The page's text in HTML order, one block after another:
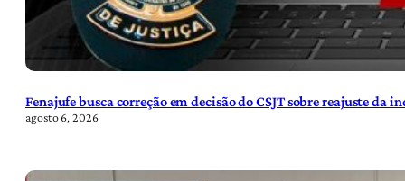
Fenajufe busca correção em decisão do CSJT sobre reajuste da
agosto 6, 2026